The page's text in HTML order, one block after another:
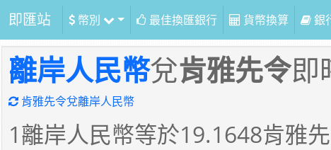
即匯站 幣別 最佳換匯銀行 貨幣換算 銀
離岸人民幣兌肯雅先令即
肯雅先令兌離岸人民幣
1離岸人民幣等於19.1648肯雅